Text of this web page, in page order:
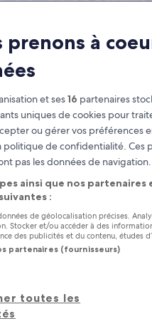
pour se
prenons à
et ses16 partenaires
uniques de cookies pour
ou gérer vos préférences
politique de confidentialité. Ces
pas les données de navigation.
ainsi que nos
:
de géolocalisation précises.
Stocker et/ou accéder à des
des publicités et du contenu, études
partenaires (fournisseurs)
toutes les